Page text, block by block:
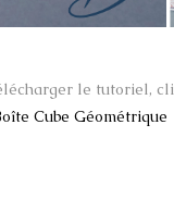
le tutoriel,
Cube